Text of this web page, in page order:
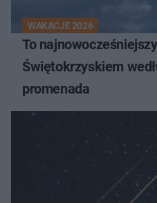
WAKACJE 2026
To
Świętokrzyskiem
promenada